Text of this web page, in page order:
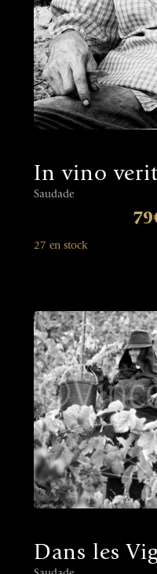
In vino
Saudade
79
27 en stock
Dans les